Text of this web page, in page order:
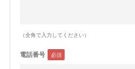
（全角で入力してください）
電話番号